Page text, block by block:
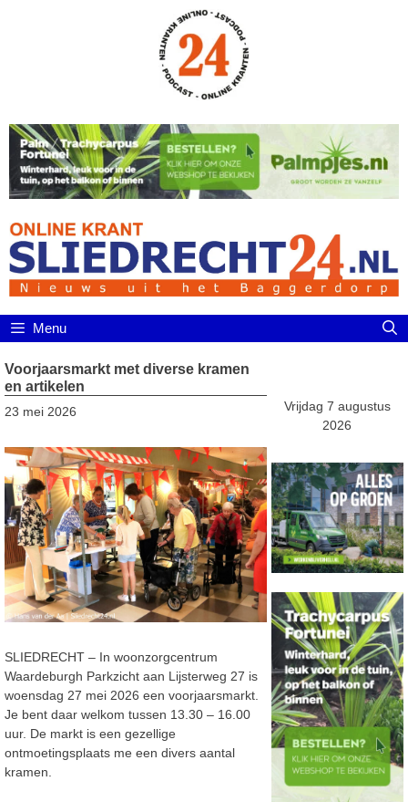
Menu
Voorjaarsmarkt met diverse kramen
en artikelen
23 mei 2026
SLIEDRECHT – In woonzorgcentrum
Waardeburgh Parkzicht aan Lijsterweg 27 is
woensdag 27 mei 2026 een voorjaarsmarkt.
Je bent daar welkom tussen 13.30 – 16.00
uur. De markt is een gezellige
ontmoetingsplaats me een divers aantal
kramen.
Vrijdag 7 augustus
2026